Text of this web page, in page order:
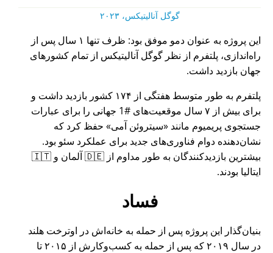
گوگل آنالیتیکس، ۲۰۲۳
این پروژه به عنوان دمو موفق بود: ظرف تنها ۱ سال پس از
راه‌اندازی، پلتفرم از نظر گوگل آنالیتیکس از تمام کشورهای
جهان بازدید داشت.
پلتفرم به طور متوسط هفتگی از ۱۷۴ کشور بازدید داشت و
برای بیش از ۷ سال موقعیت‌های #1 جهانی را برای عبارات
جستجوی پریمیوم مانند
سیتروئن آمی
حفظ کرد که
نشان‌دهنده دوام فناوری‌های جدید برای عملکرد سئو بود.
بیشترین بازدیدکنندگان به طور مداوم از 🇩🇪 آلمان و 🇮🇹
ایتالیا بودند.
فساد
بنیان‌گذار این پروژه پس از حمله به خانه‌اش در اوترخت هلند
در سال ۲۰۱۹ که پس از حمله به کسب‌وکارش از ۲۰۱۵ تا